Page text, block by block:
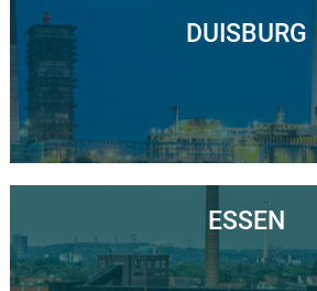
DUISBURG
ESSEN